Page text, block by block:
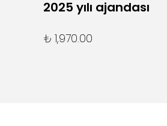
2025 yılı ajandası
₺ 1,970.00